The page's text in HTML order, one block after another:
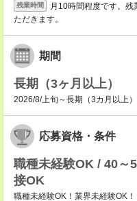
残業時間
月10時間程度です。
ただきます。
期間
長期（3ヶ月以上）
2026/8/上旬～長期（3カ月以上
応募資格・条件
職種未経験OK / 40～
接OK
職種未経験OK！業界未経験OK